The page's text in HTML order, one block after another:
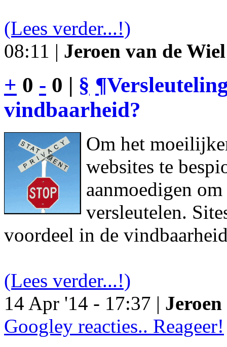
(Lees verder...!)
08:11 | Jeroen van de Wiel
+ 0 - 0 | § ¶
vindbaarheid?
Om het
websites te
aanmoedigen
versleutelen.
voordeel in de
(Lees verder...!)
14 Apr '14 - 17:37 |
Googley reacties.. Reageer!